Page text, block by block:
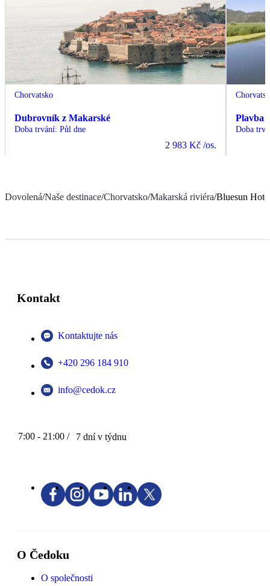
Chorvatsko
Dubrovník z Makarské
Doba trvání: Půl dne
2 983 Kč /os.
Plavba
Doba
Dovolená/Naše destinace/Chorvatsko/Makarská riviéra/Bluesun
Kontakt
Kontaktujte nás
+420 296 184 910
info@cedok.cz
7:00 - 21:00 / 7 dní v týdnu
O Čedoku
O společnosti